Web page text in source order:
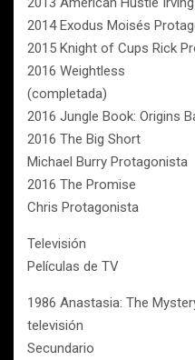
2014 Exodus Moisés
2015 Knight of Cups Rick
2016 Weightless
(completada)
2016 Jungle Book: Origins
2016 The Big Short
Michael Burry Protagonista
2016 The Promise
Chris Protagonista
Televisión
Películas de TV
1986 Anastasia: The
televisión
Secundario